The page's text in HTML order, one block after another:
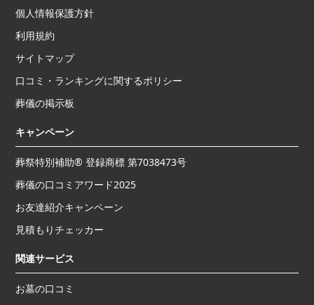
個人情報保護方針
利用規約
サイトマップ
口コミ・ランキングに関するポリシー
葬儀の掲示板
キャンペーン
葬祭特別補助® 登録商標 第7038473号
葬儀の口コミアワード2025
お友達紹介キャンペーン
見積もりチェッカー
関連サービス
お墓の口コミ